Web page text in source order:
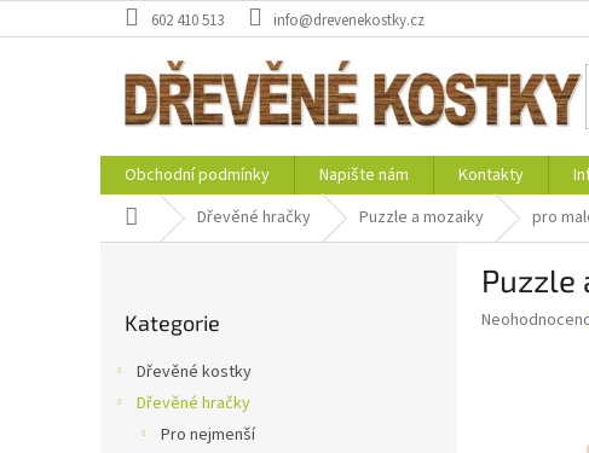
na
602 410 513 info@drevenekostky.cz
Obchodní podmínky Napište nám Kontakty
Domů Dřevěné hračky Puzzle a mozaiky pro
kategorie
Kategorie
Dřevěné kostky
Dřevěné hračky
Pro nejmenší
Puzzle
Průměrné